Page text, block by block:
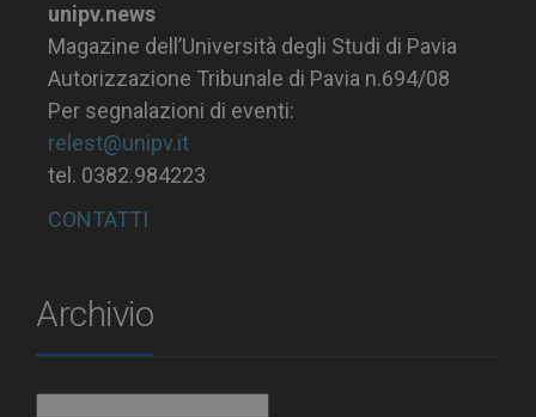
unipv.news
Magazine dell’Università degli Studi di Pavia
Autorizzazione Tribunale di Pavia n.694/08
Per segnalazioni di eventi:
relest@unipv.it
tel. 0382.984223
CONTATTI
Archivio